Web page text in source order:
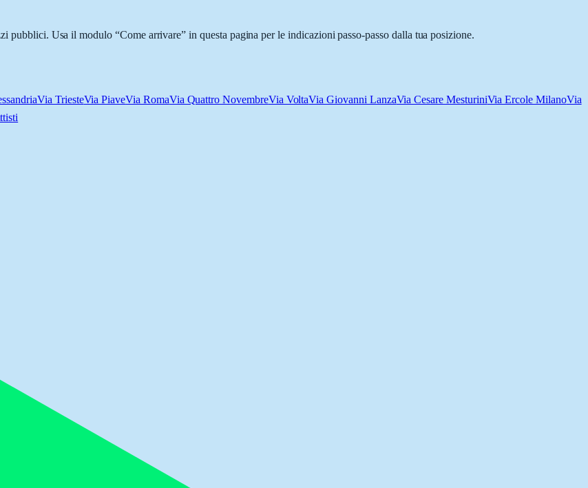
Usa il modulo “Come arrivare” in questa pagina per le indicazioni passo-passo dalla tua posizione.
Via TriesteVia PiaveVia RomaVia Quattro NovembreVia VoltaVia Giovanni LanzaVia Cesare MesturiniVia Ercole MilanoVia